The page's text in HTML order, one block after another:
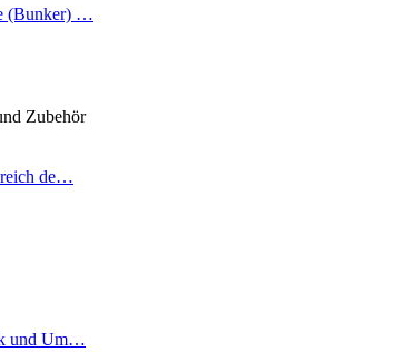
(Bunker) …
Zubehör
de…
und Um…